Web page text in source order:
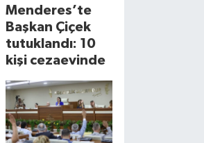
Menderes’te
Başkan Çiçek
tutuklandı: 10
kişi cezaevinde